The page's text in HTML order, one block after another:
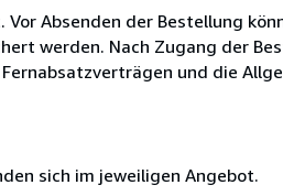
Absenden der Bestellung
werden. Nach Zugang der
und die
sich im jeweiligen Angebot.